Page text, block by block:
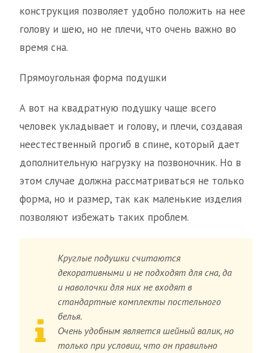
конструкция позволяет удобно положить на нее
голову и шею, но не плечи, что очень важно во
время сна.
Прямоугольная форма подушки
А вот на квадратную подушку чаще всего
человек укладывает и голову, и плечи, создавая
неестественный прогиб в спине, который дает
дополнительную нагрузку на позвоночник. Но в
этом случае должна рассматриваться не только
форма, но и размер, так как маленькие изделия
позволяют избежать таких проблем.
Круглые подушки считаются
декоративными и не подходят для сна, да
и наволочки для них не входят в
стандартные комплекты постельного
белья.
Очень удобным является шейный валик, но
только при условии, что он правильно